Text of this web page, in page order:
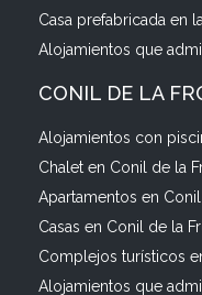
Casa prefabricada en
Alojamientos que
CONIL DE LA
Alojamientos con
Chalet en Conil de la
Apartamentos en
Casas en Conil de la
Complejos turísticos
Alojamientos que